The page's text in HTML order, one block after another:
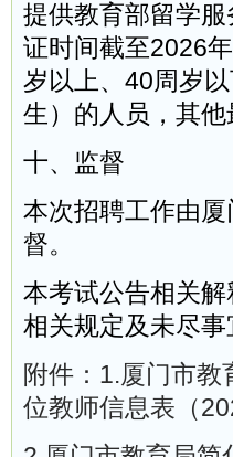
提供教育部留学
证时间截至2026
岁以上、40周岁
生）的人员，其
十、监督
本次招聘工作由
督。
本考试公告相关
相关规定及未尽
附件：1.厦门市
位教师信息表（